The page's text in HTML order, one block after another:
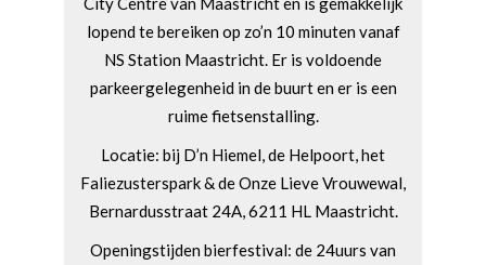
lopend te bereiken op zo’n 10 minuten vanaf
NS Station Maastricht. Er is voldoende
parkeergelegenheid in de buurt en er is een
ruime fietsenstalling.
Locatie: bij D’n Hiemel, de Helpoort, het
Faliezusterspark & de Onze Lieve Vrouwewal,
Bernardusstraat 24A, 6211 HL Maastricht.
Openingstijden bierfestival: de 24uurs van